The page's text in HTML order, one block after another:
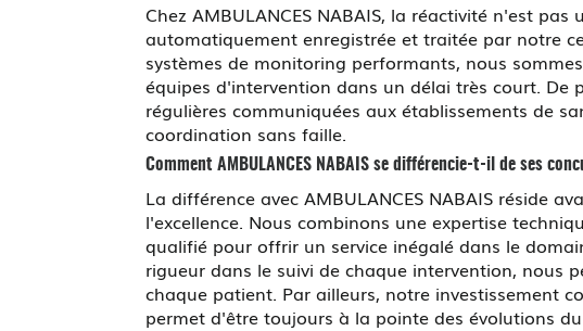
Chez AMBULANCES NABAIS, la réactivité n'est
automatiquement enregistrée et traitée par notre
systèmes de monitoring performants, nous
équipes d'intervention dans un délai très court.
régulières communiquées aux établissements de
coordination sans faille.
Comment AMBULANCES NABAIS se différencie-t-il de ses
La différence avec AMBULANCES NABAIS réside
l'excellence. Nous combinons une expertise
qualifié pour offrir un service inégalé dans le
rigueur dans le suivi de chaque intervention, nous
chaque patient. Par ailleurs, notre investissement
permet d'être toujours à la pointe des évolutions